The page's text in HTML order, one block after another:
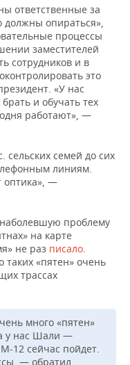
ответственные за
должны опираться»,
процессы
заместителей
сотрудников и в
это
«У нас
и обучать тех
работают», —
семей до сих
линиям.
оптика», —
проблему
на карте
не раз писало.
«пятен» очень
трассах
много «пятен»
у нас Шали —
12 сейчас пойдет.
— обратил